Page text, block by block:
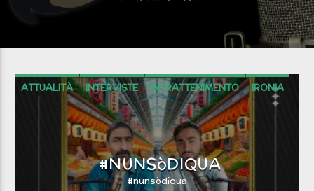
Brano in onda
Pterodactyl [8Wv]
Circa Vitae
ATTUALITÀ INTERVISTE INTRATTENIMENTO IRONIA
#NUNSòDIQUA
#nunsòdiqua